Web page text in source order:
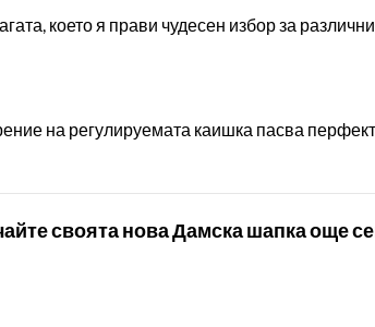
което я прави чудесен избор за
на регулируемата каишка пасва
своята нова Дамска шапка още